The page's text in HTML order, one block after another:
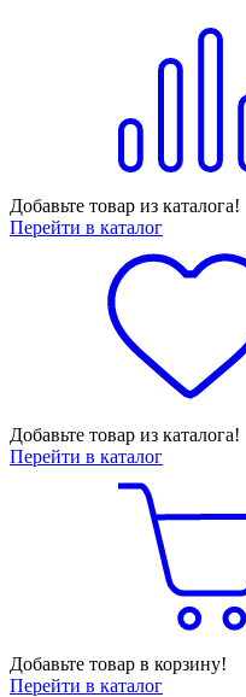
Добавьте товар из каталога!
Перейти в каталог
Добавьте товар из каталога!
Перейти в каталог
Добавьте товар в корзину!
Перейти в каталог